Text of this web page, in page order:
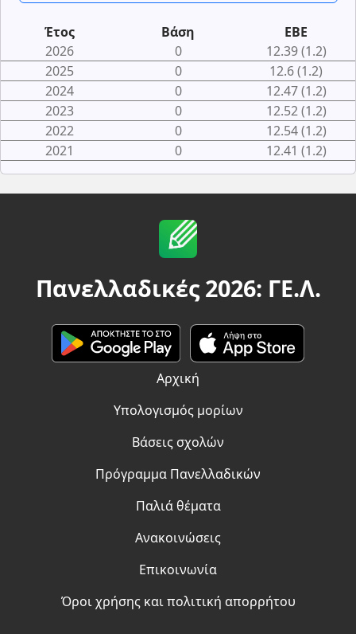
Έτος Βάση
ΕΒΕ
2026
0
12.39 (1.2)
2025
0
12.6 (1.2)
2024
0
12.47 (1.2)
2023
0
12.52 (1.2)
2022
0
12.54 (1.2)
2021
0 12.41 (1.2)
Πανελλαδικές 2026: ΓΕ.Λ.
Αρχική
Υπολογισμός μορίων
Βάσεις σχολών
Πρόγραμμα Πανελλαδικών
Παλιά θέματα
Ανακοινώσεις
Επικοινωνία
Όροι χρήσης και πολιτική απορρήτου